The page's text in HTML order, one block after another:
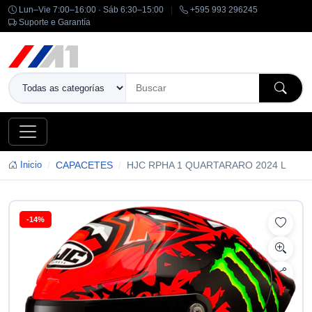
Lun–Vie 7:00–16:00 · Sáb 6:30–15:00
+595 993 296245
Suporte e Garantía
Inicio CAPACETES HJC RPHA 1 QUARTARARO 2024 L
-14%